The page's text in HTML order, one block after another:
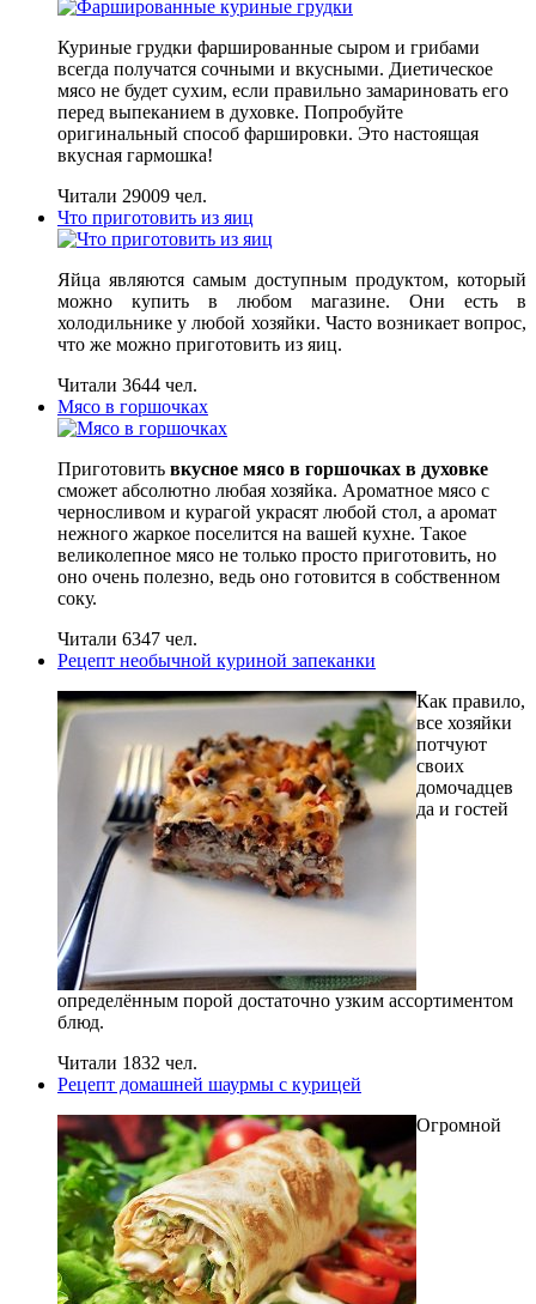
Куриные грудки фаршированные сыром и грибами
всегда получатся сочными и вкусными. Диетическое
мясо не будет сухим, если правильно замариновать его
перед выпеканием в духовке. Попробуйте
оригинальный способ фаршировки. Это настоящая
вкусная гармошка!
Читали 29009 чел.
Что приготовить из яиц
Яйца являются самым доступным продуктом, который
можно купить в любом магазине. Они есть в
холодильнике у любой хозяйки. Часто возникает вопрос,
что же можно приготовить из яиц.
Читали 3644 чел.
Мясо в горшочках
Приготовить вкусное мясо в горшочках в духовке
сможет абсолютно любая хозяйка. Ароматное мясо с
черносливом и курагой украсят любой стол, а аромат
нежного жаркое поселится на вашей кухне. Такое
великолепное мясо не только просто приготовить, но
оно очень полезно, ведь оно готовится в собственном
соку.
Читали 6347 чел.
Рецепт необычной куриной запеканки
Как правило,
все хозяйки
потчуют
своих
домочадцев
да и гостей
определённым порой достаточно узким ассортиментом
блюд.
Читали 1832 чел.
Рецепт домашней шаурмы с курицей
Огромной